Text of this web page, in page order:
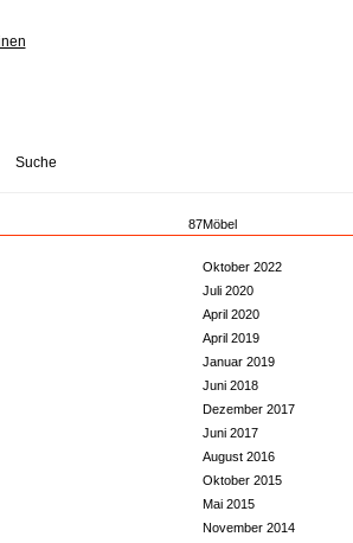
Suche
87Möbel
Oktober 2022
Juli 2020
April 2020
April 2019
Januar 2019
Juni 2018
Dezember 2017
Juni 2017
August 2016
Oktober 2015
Mai 2015
November 2014